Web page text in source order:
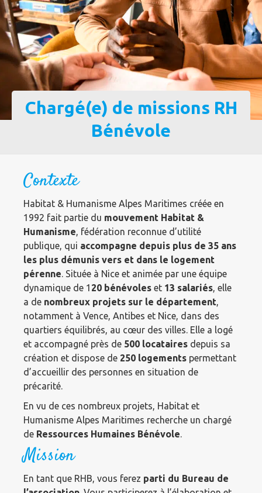
Chargé(e) de missions RH
Bénévole
Contexte
Habitat & Humanisme Alpes Maritimes créée en
1992 fait partie du mouvement Habitat &
Humanisme, fédération reconnue d’utilité
publique, qui accompagne depuis plus de 35 ans
les plus démunis vers et dans le logement
pérenne. Située à Nice et animée par une équipe
dynamique de 1 20 bénévoles et 13 salariés, elle
a de nombreux projets sur le département,
notamment à Vence, Antibes et Nice, dans des
quartiers équilibrés, au cœur des villes. Elle a logé
et accompagné près de 500 locataires depuis sa
création et dispose de 250 logements permettant
d’accueillir des personnes en situation de
précarité.
En vu de ces nombreux projets, Habitat et
Humanisme Alpes Maritimes recherche un chargé
de Ressources Humaines Bénévole.
Mission
En tant que RHB, vous ferez parti du Bureau de